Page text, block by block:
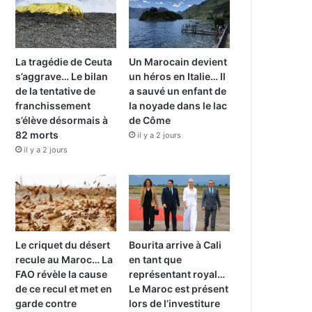
La tragédie de Ceuta
s’aggrave… Le bilan
de la tentative de
franchissement
s’élève désormais à
82 morts
il y a 2 jours
Un Marocain devient
un héros en Italie… Il
a sauvé un enfant de
la noyade dans le lac
de Côme
il y a 2 jours
Le criquet du désert
recule au Maroc… La
FAO révèle la cause
de ce recul et met en
garde contre
Bourita arrive à Cali
en tant que
représentant royal…
Le Maroc est présent
lors de l’investiture